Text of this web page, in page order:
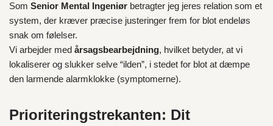
Som Senior Mental Ingeniør betragter jeg jeres relation som et
system, der kræver præcise justeringer frem for blot endeløs
snak om følelser.
Vi arbejder med årsagsbearbejdning, hvilket betyder, at vi
lokaliserer og slukker selve “ilden”, i stedet for blot at dæmpe
den larmende alarmklokke (symptomerne).
Prioriteringstrekanten: Dit